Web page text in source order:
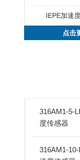
IEPE加速
点击
316AM1-5-
度传感器
316AM1-